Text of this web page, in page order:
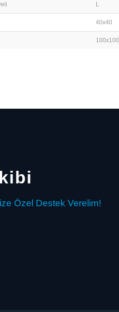
L
40x40
100x100
Özel Destek Verelim!